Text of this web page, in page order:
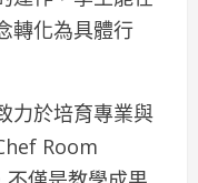
轉化為具體行
力於培育專業與
Room